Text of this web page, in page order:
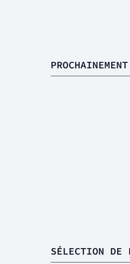
PROCHAINEMENT
SÉLECTION DE